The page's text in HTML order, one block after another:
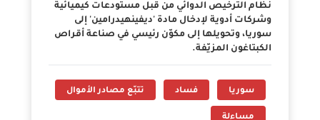
نظام الترخيص الدوائي من قبل مستودعات كيميائية
وشركات أدوية لإدخال مادة 'ديفينهيدرامين' إلى
سوريا، وتحويلها إلى مكوّن رئيسي في صناعة أقراص
الكبتاغون المزيّفة.
سوريا فساد تتبّع مصادر الأموال
مساءلة